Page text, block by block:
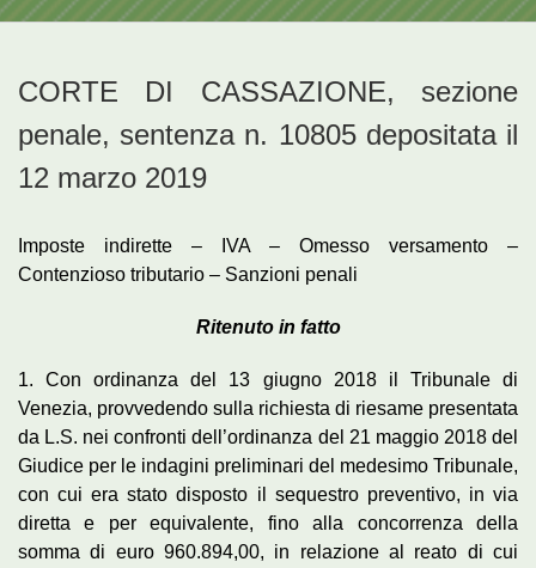
CORTE DI CASSAZIONE, sezione
penale, sentenza n. 10805 depositata il
12 marzo 2019
Imposte indirette – IVA – Omesso versamento –
Contenzioso tributario – Sanzioni penali
Ritenuto in fatto
1. Con ordinanza del 13 giugno 2018 il Tribunale di
Venezia, provvedendo sulla richiesta di riesame presentata
da L.S. nei confronti dell’ordinanza del 21 maggio 2018 del
Giudice per le indagini preliminari del medesimo Tribunale,
con cui era stato disposto il sequestro preventivo, in via
diretta e per equivalente, fino alla concorrenza della
somma di euro 960.894,00, in relazione al reato di cui